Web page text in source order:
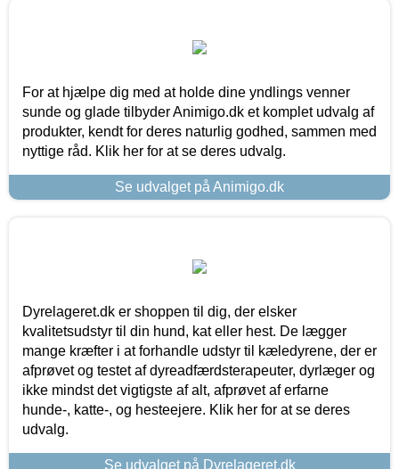
For at hjælpe dig med at holde dine yndlings venner
sunde og glade tilbyder Animigo.dk et komplet udvalg af
produkter, kendt for deres naturlig godhed, sammen med
nyttige råd. Klik her for at se deres udvalg.
Se udvalget på Animigo.dk
Dyrelageret.dk er shoppen til dig, der elsker
kvalitetsudstyr til din hund, kat eller hest. De lægger
mange kræfter i at forhandle udstyr til kæledyrene, der er
afprøvet og testet af dyreadfærdsterapeuter, dyrlæger og
ikke mindst det vigtigste af alt, afprøvet af erfarne
hunde-, katte-, og hesteejere. Klik her for at se deres
udvalg.
Se udvalget på Dyrelageret.dk